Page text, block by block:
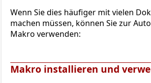
Wenn Sie dies häufiger mit vielen
machen müssen, können Sie zur
Makro verwenden:
Makro installieren und